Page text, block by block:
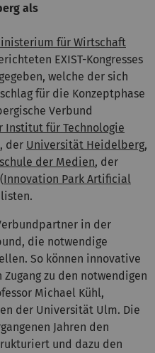
als
für Wirtschaft
EXIST-Kongresses
welche der sich
für die Konzeptphase
Verbund
Institut für Technologie
, der Universität Heidelberg,
der Medien, der
Innovation Park Artificial
in der
die notwendige
So können innovative
zu den notwendigen
Michael Kühl,
der Universität Ulm. Die
Jahren den
und dazu den